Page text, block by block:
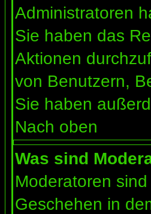
Administratoren
Sie haben das
Aktionen
von Benutzern,
Sie haben
Nach oben
Was sind
Moderatoren
Geschehen in